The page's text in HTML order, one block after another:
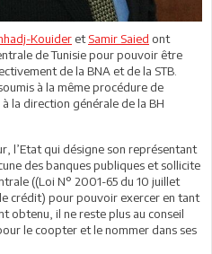
Kouider etSamir Saied ont
de Tunisie pour pouvoir être
de la BNA et de la STB.
à la même procédure de
à la direction générale de la BH
l’Etat qui désigne son représentant
des banques publiques et sollicite
((Loi N° 2001-65 du 10 juillet
crédit) pour pouvoir exercer en tant
obtenu, il ne reste plus au conseil
le coopter et le nommer dans ses